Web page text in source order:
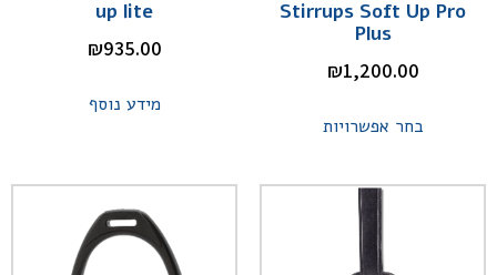
Stirrups Soft Up Pro
Plus
₪1,200.00
בחר אפשרויות
up lite
₪935.00
מידע נוסף